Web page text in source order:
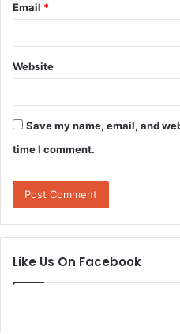
Email *
Website
Save my name, email, and
time I comment.
Like Us On Facebook